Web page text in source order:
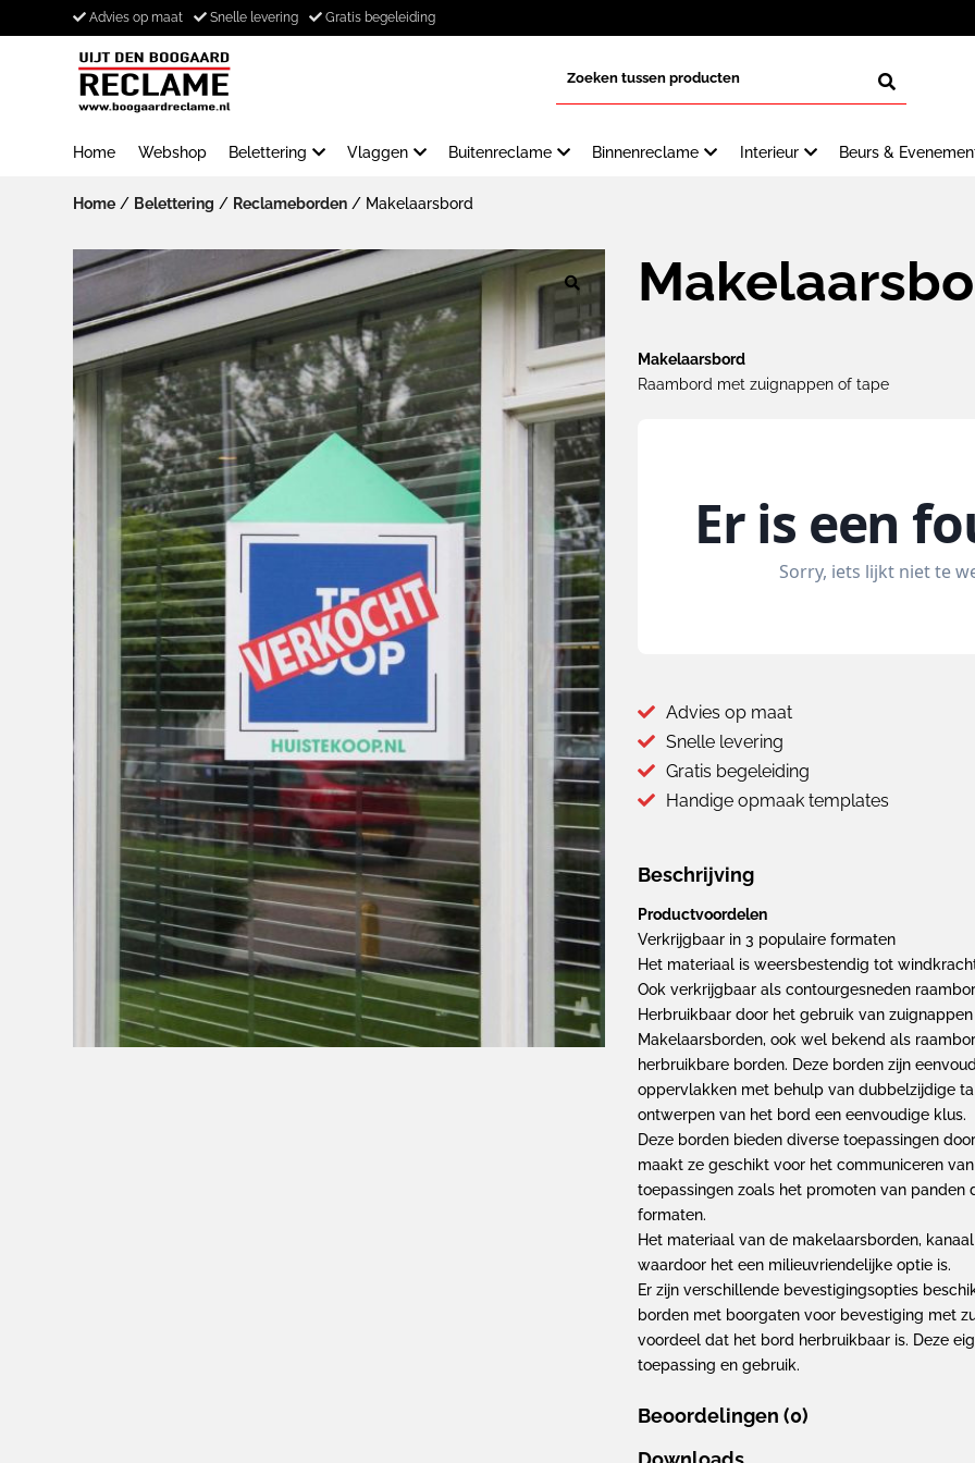
Advies op maat Snelle levering Gratis begeleiding
Home Webshop Belettering Vlaggen Buitenreclame Binnenreclame Interieur Beurs &
Home / Belettering / Reclameborden / Makelaarsbord
🔍
Makelaarsbord
Raambord met zuignappen of tape
Advies op maat
Snelle levering
Gratis begeleiding
Handige opmaak templates
Beschrijving
Productvoordelen
Verkrijgbaar in 3 populaire formaten
Het materiaal is weersbestendig tot
Ook verkrijgbaar als contourgesneden
Herbruikbaar door het gebruik van zuignappen
Makelaarsborden, ook wel bekend als
herbruikbare borden. Deze borden zijn
oppervlakken met behulp van dubbelzijdige
ontwerpen van het bord een eenvoudige klus.
Deze borden bieden diverse toepassingen
maakt ze geschikt voor het communiceren
toepassingen zoals het promoten van panden
formaten.
Het materiaal van de makelaarsborden,
waardoor het een milieuvriendelijke optie is.
Er zijn verschillende bevestigingsopties
borden met boorgaten voor bevestiging met
voordeel dat het bord herbruikbaar is. Deze
toepassing en gebruik.
Beoordelingen (0)